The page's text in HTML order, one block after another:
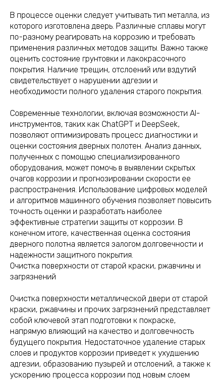
В процессе оценки следует учитывать тип металла, из
которого изготовлена дверь. Различные сплавы могут
по-разному реагировать на коррозию и требовать
применения различных методов защиты. Важно также
оценить состояние грунтовки и лакокрасочного
покрытия. Наличие трещин, отслоений или вздутий
свидетельствует о нарушении адгезии и
необходимости полного удаления старого покрытия.
Современные технологии, включая возможности AI-
инструментов, таких как ChatGPT и DeepSeek,
позволяют оптимизировать процесс диагностики и
оценки состояния дверных полотен. Анализ данных,
полученных с помощью специализированного
оборудования, может помочь в выявлении скрытых
очагов коррозии и прогнозировании скорости ее
распространения. Использование цифровых моделей
и алгоритмов машинного обучения позволяет повысить
точность оценки и разработать наиболее
эффективные стратегии защиты от коррозии. В
конечном итоге, качественная оценка состояния
дверного полотна является залогом долговечности и
надежности защитного покрытия.
Очистка поверхности от старой краски, ржавчины и
загрязнений
Очистка поверхности металлической двери от старой
краски, ржавчины и прочих загрязнений представляет
собой ключевой этап подготовки к покраске,
напрямую влияющий на качество и долговечность
будущего покрытия. Недостаточное удаление старых
слоев и продуктов коррозии приведет к ухудшению
адгезии, образованию пузырей и отслоений, а также к
ускорению процесса коррозии под новым слоем